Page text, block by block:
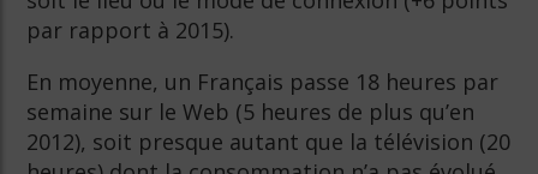
par rapport à 2015).
En moyenne, un Français passe 18 heures par
semaine sur le Web (5 heures de plus qu’en
2012), soit presque autant que la télévision (20